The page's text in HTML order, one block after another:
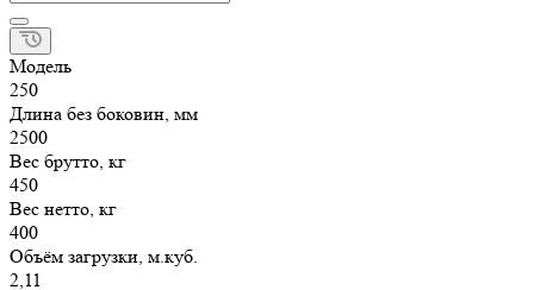
Модель
250
Длина без боковин, мм
2500
Вес брутто, кг
450
Вес нетто, кг
400
Объём загрузки, м.куб.
2,11